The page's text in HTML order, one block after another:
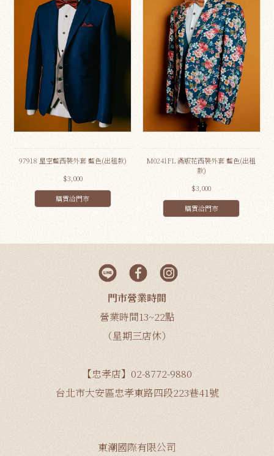
97918 星空藍西裝外套 藍色(出租款)
$3,000
購買洽門市
M0241FL 滿版花西裝外套 藍色(出租
款)
$3,000
購買洽門市
門市營業時間
營業時間13~22點
（星期三店休）
【忠孝店】02-8772-9880
台北市大安區忠孝東路四段223巷41號
東潮國際有限公司